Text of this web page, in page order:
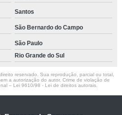
Santos
São Bernardo do Campo
São Paulo
Rio Grande do Sul
reservado. Sua reprodução, parcial ou total,
a autorização do autor. Crime de violação de
– Lei 9610/98 - Lei de direitos autorais